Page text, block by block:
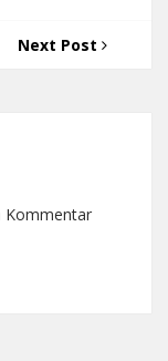
Next Post
Kommentar